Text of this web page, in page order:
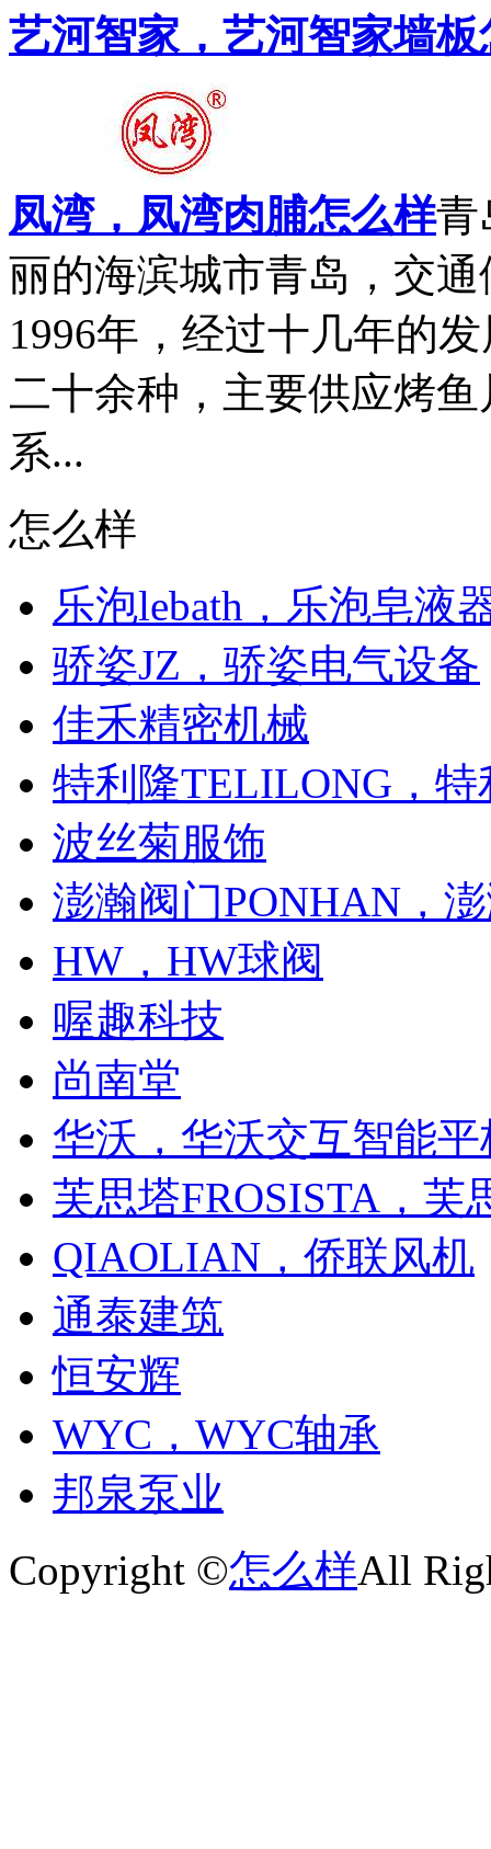
艺河智家，艺河智家墙板
凤湾，凤湾肉脯怎么样青
丽的海滨城市青岛，交
1996年，经过十几年的
二十余种，主要供应烤
系...
怎么样
乐泡lebath，乐泡皂液
骄姿JZ，骄姿电气设备
佳禾精密机械
特利隆TELILONG，
波丝菊服饰
澎瀚阀门PONHAN，
HW，HW球阀
喔趣科技
尚南堂
华沃，华沃交互智能平
芙思塔FROSISTA，芙
QIAOLIAN，侨联风机
通泰建筑
恒安辉
WYC，WYC轴承
邦泉泵业
Copyright ©怎么样All